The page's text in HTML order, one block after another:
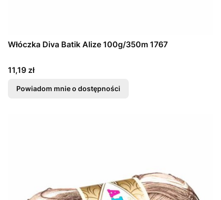
Włóczka Diva Batik Alize 100g/350m 1767
Cena
11,19 zł
Powiadom mnie o dostępności